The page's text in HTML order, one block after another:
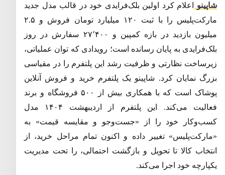
شاپینو
اعلام کرد اولین بلک‌فرایدی خود در قالب مدل جدید
مارکت‌پلیس را با ثبت ۱۲۰ میلیارد تومان فروش و ۲
.۵
میلیون بازدید در بازه کمپین و ۲۷٬۴۰۰ سفارش در روز
بلک‌فرایدی به پایان رسانده است؛ رویدادی که توان عملیاتی،
زیرساخت نظارتی و ظرفیت رشد این پلتفرم را در مقیاسی
بزرگ نمایان کرد. شاپینو یک پلتفرم خرید و فروش آنلاین
پوشاک است که با همکاری بیش از ۵۰۰ فروشگاه و برند
فعالیت می‌کند.
این پلتفرم از اردیبهشت ۱۴۰۴ مدل
کسب‌وکار خود را از «جست‌وجو و مقایسه قیمت» به
«مارکت‌پلیس»تغییر داده و اکنون تمام مراحل خرید، از
انتخاب کالا تا تحویل و بازگشت احتمالی، را تحت مدیریت
یکپارچه خود اجرا می‌کند.